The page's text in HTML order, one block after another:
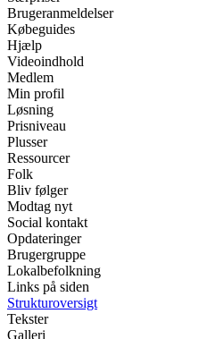
Brugeranmeldelser
Købeguides
Hjælp
Videoindhold
Medlem
Min profil
Løsning
Prisniveau
Plusser
Ressourcer
Folk
Bliv følger
Modtag nyt
Social kontakt
Opdateringer
Brugergruppe
Lokalbefolkning
Links på siden
Strukturoversigt
Tekster
Galleri